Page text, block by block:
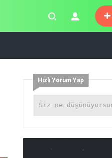
Hızlı Yorum Yap